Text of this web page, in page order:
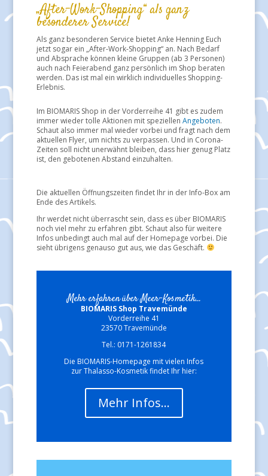
„After-Work-Shopping“ als ganz
besonderer Service!
Als ganz besonderen Service bietet Anke Henning Euch
jetzt sogar ein „After-Work-Shopping“ an. Nach Bedarf
und Absprache können kleine Gruppen (ab 3 Personen)
auch nach Feierabend ganz persönlich im Shop beraten
werden. Das ist mal ein wirklich individuelles Shopping-
Erlebnis.
Im BIOMARIS Shop in der Vorderreihe 41 gibt es zudem
immer wieder tolle Aktionen mit speziellen Angeboten.
Schaut also immer mal wieder vorbei und fragt nach dem
aktuellen Flyer, um nichts zu verpassen. Und in Corona-
Zeiten soll nicht unerwähnt bleiben, dass hier genug Platz
ist, den gebotenen Abstand einzuhalten.
Die aktuellen Öffnungszeiten findet Ihr in der Info-Box am
Ende des Artikels.
Ihr werdet nicht überrascht sein, dass es über BIOMARIS
noch viel mehr zu erfahren gibt. Schaut also für weitere
Infos unbedingt auch mal auf der Homepage vorbei. Die
sieht übrigens genauso gut aus, wie das Geschäft.
Mehr erfahren über Meer-Kosmetik...
BIOMARIS Shop Travemünde
Vorderreihe 41
23570 Travemünde
Tel.: 0171-1261834
Die BIOMARIS-Homepage mit vielen Infos
zur Thalasso-Kosmetik findet Ihr hier:
Mehr Infos…